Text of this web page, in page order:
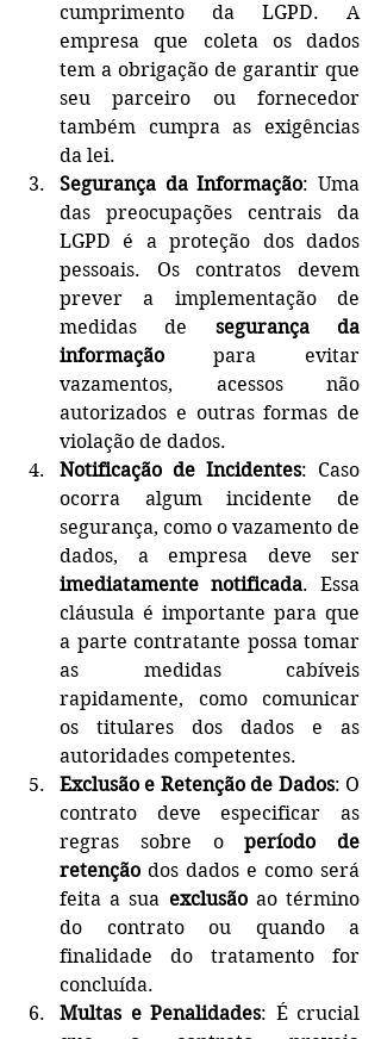
cumprimento da LGPD. A
empresa que coleta os dados
tem a obrigação de garantir que
seu parceiro ou fornecedor
também cumpra as exigências
da lei.
Segurança da Informação: Uma
das preocupações centrais da
LGPD é a proteção dos dados
pessoais. Os contratos devem
prever a implementação de
medidas de segurança da
informação para evitar
vazamentos, acessos não
autorizados e outras formas de
violação de dados.
Notificação de Incidentes: Caso
ocorra algum incidente de
segurança, como o vazamento de
imediatamente notificada. Essa
cláusula é importante para que
a parte contratante possa tomar
as medidas cabíveis
rapidamente, como comunicar
os titulares dos dados e as
autoridades competentes.
Exclusão e Retenção de Dados: O
contrato deve especificar as
regras sobre o período de
retenção dos dados e como será
feita a sua exclusão ao término
do contrato ou quando a
finalidade do tratamento for
concluída.
Multas e Penalidades: É crucial